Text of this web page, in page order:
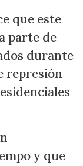
que este
parte de
durante
represión
y que